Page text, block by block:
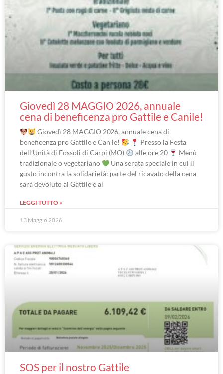
Giovedì 28 MAGGIO 2026, annuale
cena di beneficenza pro Gattile e Canile!
Giovedì 28 MAGGIO 2026, annuale cena di
beneficenza pro Gattile e Canile!
Presso la Festa
dell’Unità di Fossoli di Carpi (MO)
alle ore 20
Menù
tradizionale o vegetariano
Una serata speciale in cui il
gusto incontra la solidarietà: parte del ricavato della cena
sarà devoluto al Gattile e al
LEGGI TUTTO »
13 Maggio 2026
SOS per il nostro Gattile